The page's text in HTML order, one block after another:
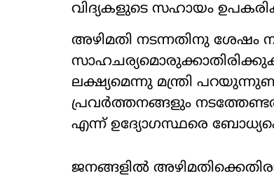
വിദ്യകളുടെ സഹായം
അഴിമതി നടന്നതിനു ശേഷം
ലക്ഷ്യമെന്നു മന്ത്രി
പ്രവർത്തനങ്ങളും
എന്ന് ഉദ്യോഗസ്ഥരെ
ജനങ്ങളിൽ